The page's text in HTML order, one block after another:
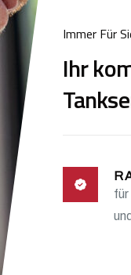
Immer Für
Ihr